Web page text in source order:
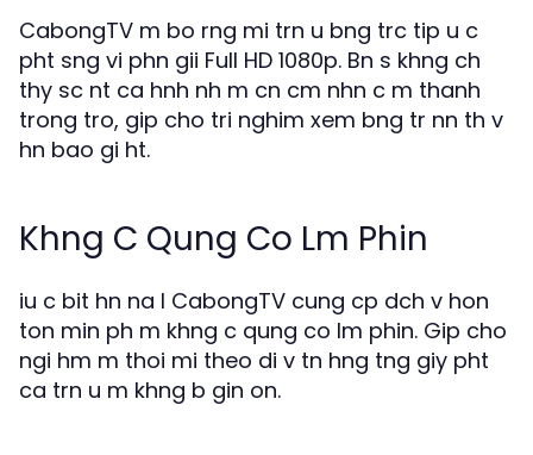
CabongTV m bo rng mi trn u bng trc tip u c
pht sng vi phn gii Full HD 1080p. Bn s khng ch
thy sc nt ca hnh nh m cn cm nhn c m thanh
trong tro, gip cho tri nghim xem bng tr nn th v
hn bao gi ht.
Khng C Qung Co Lm Phin
iu c bit hn na l CabongTV cung cp dch v hon
ton min ph m khng c qung co lm phin. Gip cho
ngi hm m thoi mi theo di v tn hng tng giy pht
ca trn u m khng b gin on.